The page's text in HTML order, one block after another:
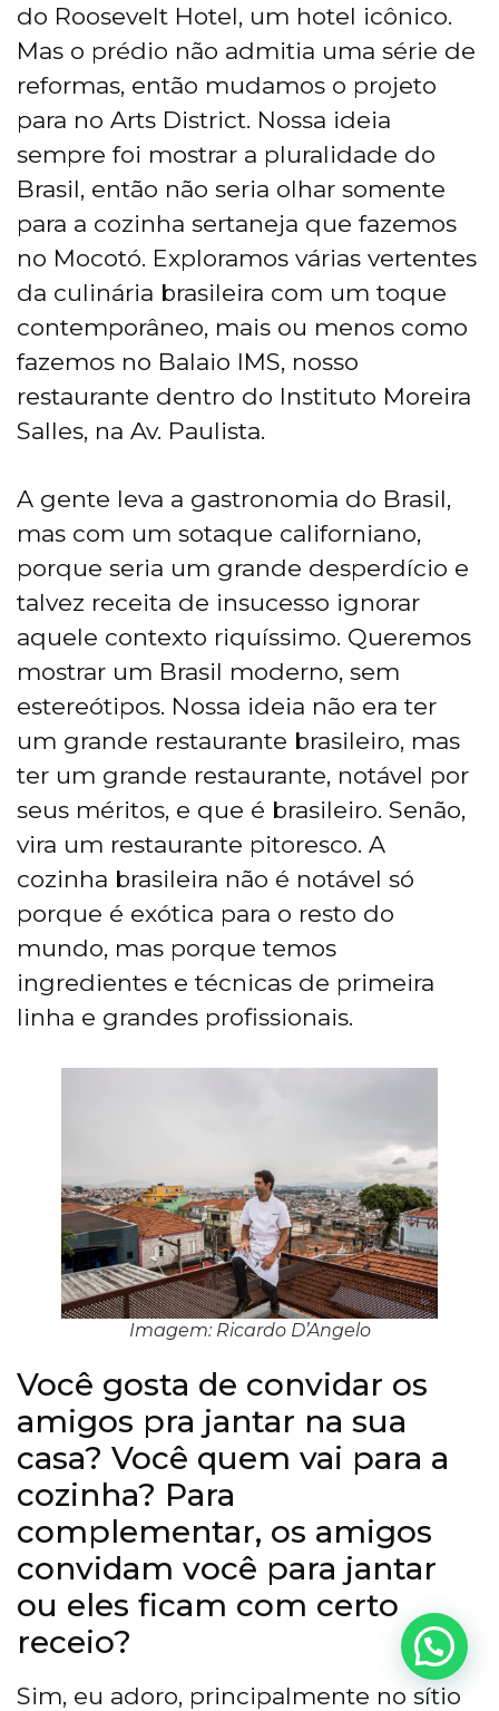
do Roosevelt Hotel, um hotel icônico.
Mas o prédio não admitia uma série de
reformas, então mudamos o projeto
para no Arts District. Nossa ideia
sempre foi mostrar a pluralidade do
Brasil, então não seria olhar somente
para a cozinha sertaneja que fazemos
no Mocotó. Exploramos várias vertentes
da culinária brasileira com um toque
contemporâneo, mais ou menos como
fazemos no Balaio IMS, nosso
restaurante dentro do Instituto Moreira
Salles, na Av. Paulista.
A gente leva a gastronomia do Brasil,
mas com um sotaque californiano,
porque seria um grande desperdício e
talvez receita de insucesso ignorar
aquele contexto riquíssimo. Queremos
mostrar um Brasil moderno, sem
estereótipos. Nossa ideia não era ter
um grande restaurante brasileiro, mas
ter um grande restaurante, notável por
seus méritos, e que é brasileiro. Senão,
vira um restaurante pitoresco. A
cozinha brasileira não é notável só
porque é exótica para o resto do
mundo, mas porque temos
ingredientes e técnicas de primeira
linha e grandes profissionais.
Imagem: Ricardo D’Angelo
Você gosta de convidar os
amigos pra jantar na sua
casa? Você quem vai para a
cozinha? Para
complementar, os amigos
convidam você para jantar
ou eles ficam com certo
receio?
Sim, eu adoro, principalmente no sítio